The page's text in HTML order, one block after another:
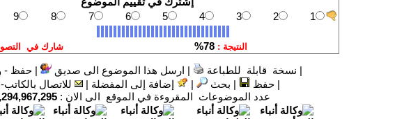
| نسخة قابلة للطباعة | ارسل هذا الموضوع الى صديق |حفظ -
|حفظ | بحث | إضافة إلى المفضلة |
للاتصال
عدد الموضوعات المقروءة في الموقع الى الان :